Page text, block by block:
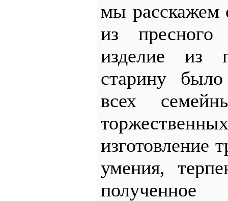
мы расскажем
из
изделие из
старину
всех
изготовление
умения,